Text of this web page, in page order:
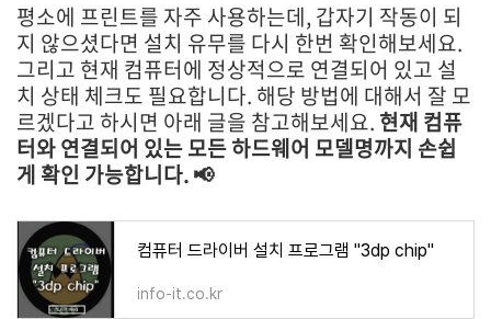
평소에 프린트를 자주 사용하는데, 갑자기 작동이 되
지 않으셨다면 설치 유무를 다시 한번 확인해보세요.
그리고 현재 컴퓨터에 정상적으로 연결되어 있고 설
치 상태 체크도 필요합니다. 해당 방법에 대해서 잘 모
르겠다고 하시면 아래 글을 참고해보세요. 현재 컴퓨
터와 연결되어 있는 모든 하드웨어 모델명까지 손쉽
게 확인 가능합니다. 📢
컴퓨터 드라이버 설치 프로그램 "3dp chip"
info-it.co.kr